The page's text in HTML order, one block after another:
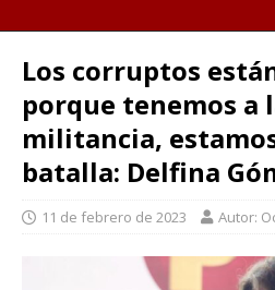
Los corruptos
porque tenemos a
militancia,
batalla: Delfina
11 de febrero de 2023 Autor: